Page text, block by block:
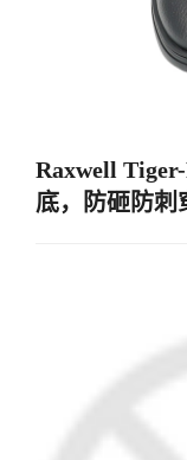
Raxwell
底，防砸防刺